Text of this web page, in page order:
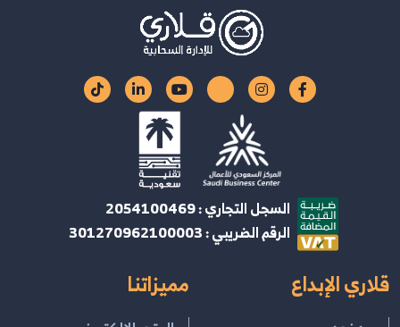
السجل التجاري : 2054100469
الرقم الضريبي : 301270962100003
قلاري الإبداع مميزاتنا